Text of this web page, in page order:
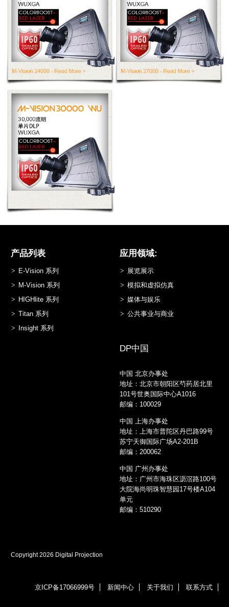
产品列表
E-Vision 系列
M-Vision 系列
HIGHlite 系列
Titan 系列
Insight 系列
应用领域:
展览展示
模拟和虚拟仿真
媒体与娱乐
公共事业与商业
DP中国
中国 北京办事处
地址：北京市朝阳区芍药居北里
101号世奥国际中心A1016
邮编：100029
中国 上海办事处
地址：上海市普陀区丹巴路99号
苏宁天御国际广场A2-201B
邮编：200062
中国 广州办事处
地址：广州市海珠区沥滘路100号
大院海尚明珠智慧园17号楼A104
单元
邮编：510290
Copyright 2026 Digital Projection
京ICP备17066999号 新闻中心 关于我们 联系方式